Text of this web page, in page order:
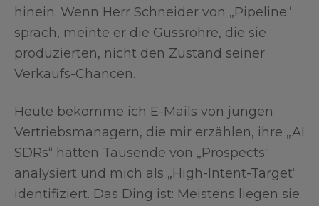
hinein. Wenn Herr Schneider von „Pipeline“
sprach, meinte er die Gussrohre, die sie
produzierten, nicht den Zustand seiner
Verkaufs-Chancen.
Heute bekomme ich E-Mails von jungen
Vertriebsmanagern, die mir erzählen, ihre „AI
SDRs“ hätten Tausende von „Prospects“
analysiert und mich als „High-Intent-Target“
identifiziert. Das Ding ist: Meistens liegen sie